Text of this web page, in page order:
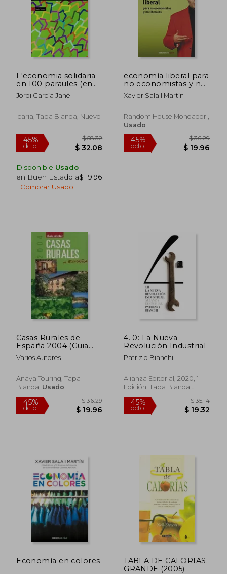
$ 19.96 $
45%
dcto. $ 20.86
45%
dcto.
L'economia solidaria
en 100 paraules (en
Catalán)
Jordi García Jané
Icaria, Tapa Blanda, Nuevo
45%
dcto.
Disponible Usado
en Buen Estado a$ 19.96
Comprar Usado
economía liberal para
no economistas y no
liberales
Xavier Sala I Martín
Random House Mondadori,
Usado
45%
dcto.
Casas Rurales de
España 2004 (Guia
Oficial)
Varios Autores
Anaya Touring, Tapa
Blanda, Usado
4. 0: La Nueva
Revolución Industrial
Patrizio Bianchi
Alianza Editorial, 2020, 1
Edición, Tapa Blanda,
Nuevo
Economía en colores
TABLA DE CALORIAS.
GRANDE (2005)